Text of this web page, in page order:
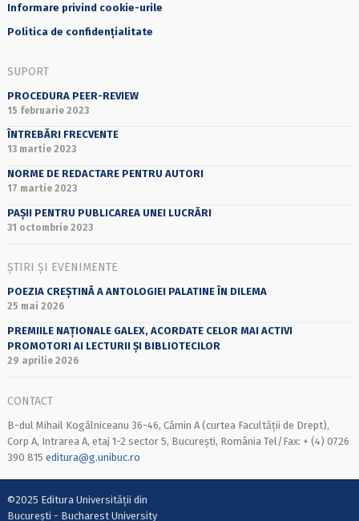
Informare privind cookie-urile
Politica de confidențialitate
SUPORT
PROCEDURA PEER-REVIEW
15 februarie 2023
ÎNTREBĂRI FRECVENTE
13 martie 2023
NORME DE REDACTARE PENTRU AUTORI
17 martie 2023
PAȘII PENTRU PUBLICAREA UNEI LUCRĂRI
31 octombrie 2023
ȘTIRI ȘI EVENIMENTE
POEZIA CREȘTINĂ A ANTOLOGIEI PALATINE ÎN DILEMA
25 mai 2026
PREMIILE NAȚIONALE GALEX, ACORDATE CELOR MAI ACTIVI
PROMOTORI AI LECTURII ȘI BIBLIOTECILOR
29 aprilie 2026
CONTACT
B-dul Mihail Kogălniceanu 36-46, Cămin A (curtea Facultății de Drept),
Corp A, Intrarea A, etaj 1-2 sector 5, București, România Tel/Fax: + (4) 0726
390 815 editura@g.unibuc.ro
©2025 Editura Universității din
București - Bucharest University